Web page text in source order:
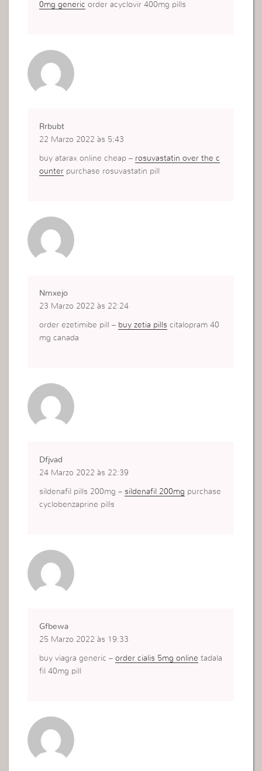
0mg generic order acyclovir 400mg pills
Rrbubt
22 Marzo 2022 às 5:43
buy atarax online cheap – rosuvastatin over the c
ounter purchase rosuvastatin pill
Nmxejo
23 Marzo 2022 às 22:24
order ezetimibe pill – buy zetia pills citalopram 40
mg canada
Dfjvad
24 Marzo 2022 às 22:39
sildenafil pills 200mg – sildenafil 200mg purchase
cyclobenzaprine pills
Gfbewa
25 Marzo 2022 às 19:33
buy viagra generic –order cialis 5mg online tadala
fil 40mg pill